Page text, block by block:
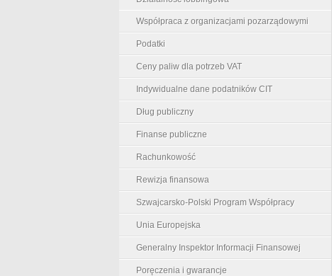
Współpraca z organizacjami pozarządowymi
Podatki
Ceny paliw dla potrzeb VAT
Indywidualne dane podatników CIT
Dług publiczny
Finanse publiczne
Rachunkowość
Rewizja finansowa
Szwajcarsko-Polski Program Współpracy
Unia Europejska
Generalny Inspektor Informacji Finansowej
Poręczenia i gwarancje